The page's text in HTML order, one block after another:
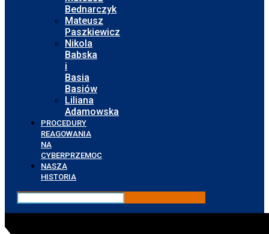
Bednarczyk
Mateusz
Paszkiewicz
Nikola
Babska
i
Basia
Basiów
Liliana
Adamowska
PROCEDURY
REAGOWANIA
NA
CYBERPRZEMOC
NASZA
HISTORIA